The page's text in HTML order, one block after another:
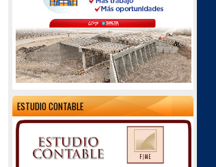
ESTUDIO CONTABLE